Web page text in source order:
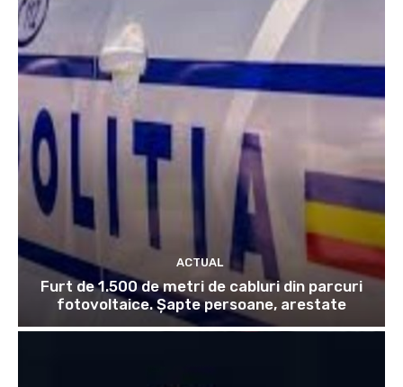
ACTUAL
Furt de 1.500 de metri de cabluri din parcuri
fotovoltaice. Șapte persoane, arestate